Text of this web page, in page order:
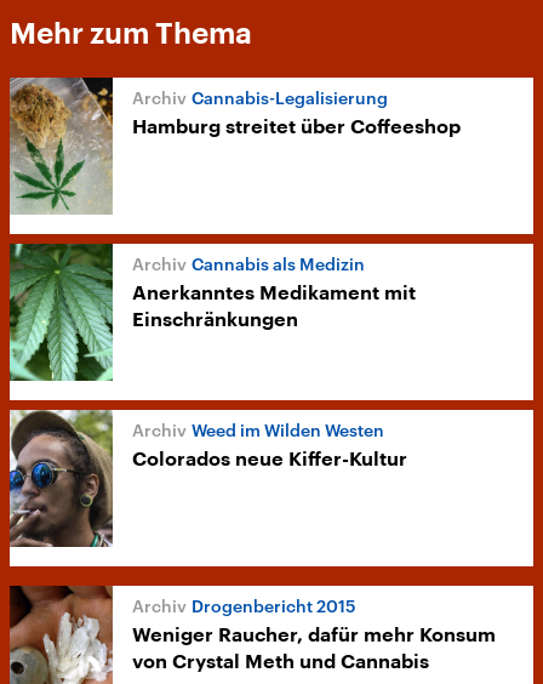
Mehr zum Thema
Cannabis-Legalisierung
Hamburg streitet über Coffeeshop
Cannabis als Medizin
Anerkanntes Medikament mit
Einschränkungen
Weed im Wilden Westen
Colorados neue Kiffer-Kultur
Drogenbericht 2015
Weniger Raucher, dafür mehr Konsum
von Crystal Meth und Cannabis